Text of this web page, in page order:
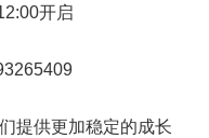
开启
提供更加稳定的成长